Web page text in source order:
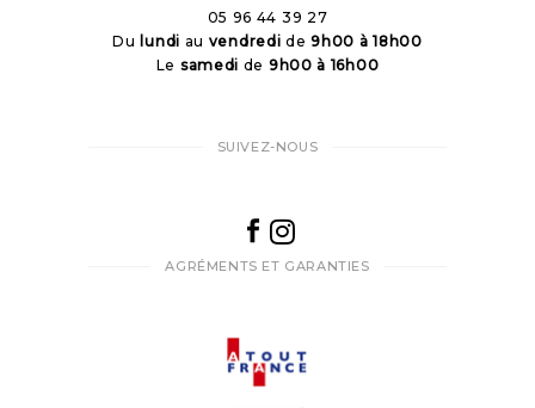
05 96 44 39 27
Du lundi au vendredi de9h00 à 18h00
Le samedi de 9h00 à 16h00
SUIVEZ-NOUS
AGRÉMENTS ET GARANTIES